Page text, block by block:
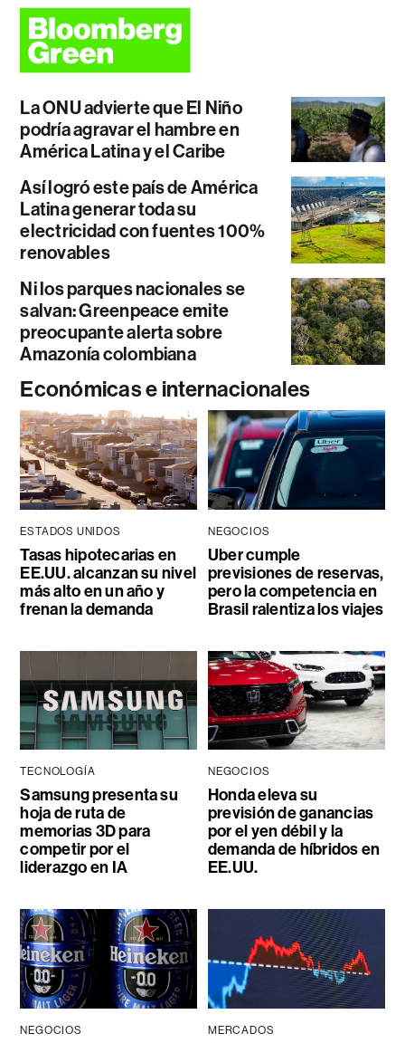
La ONU advierte que El Niño
podría agravar el hambre en
América Latina y el Caribe
Así logró este país de América
Latina generar toda su
electricidad con fuentes 100%
renovables
Ni los parques nacionales se
salvan: Greenpeace emite
preocupante alerta sobre
Amazonía colombiana
Económicas e internacionales
ESTADOS UNIDOS
Tasas hipotecarias en
EE.UU. alcanzan su nivel
más alto en un año y
frenan la demanda
NEGOCIOS
Uber cumple
previsiones de reservas,
pero la competencia en
Brasil ralentiza los viajes
TECNOLOGÍA
Samsung presenta su
hoja de ruta de
memorias 3D para
competir por el
liderazgo en IA
NEGOCIOS
Honda eleva su
previsión de ganancias
por el yen débil y la
demanda de híbridos en
EE.UU.
NEGOCIOS MERCADOS